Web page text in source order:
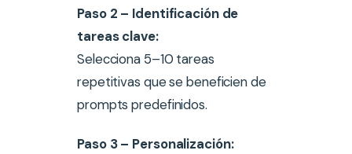
Paso 2 – Identificación de
tareas clave:
Selecciona 5–10 tareas
repetitivas que se beneficien de
prompts predefinidos.
Paso 3 – Personalización: